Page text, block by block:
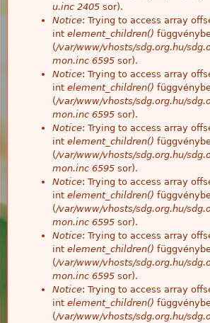
u.inc 2405 sor).
Notice: Trying to access array
int element_children()
(/var/www/vhosts/sdg.org.hu/
mon.inc 6595 sor).
Notice: Trying to access array
int element_children()
(/var/www/vhosts/sdg.org.hu/
mon.inc 6595 sor).
Notice: Trying to access array
int element_children()
(/var/www/vhosts/sdg.org.hu/
mon.inc 6595 sor).
Notice: Trying to access array
int element_children()
(/var/www/vhosts/sdg.org.hu/
mon.inc 6595 sor).
Notice: Trying to access array
int element_children()
(/var/www/vhosts/sdg.org.hu/
mon.inc 6595 sor).
Notice: Trying to access array
int element_children()
(/var/www/vhosts/sdg.org.hu/